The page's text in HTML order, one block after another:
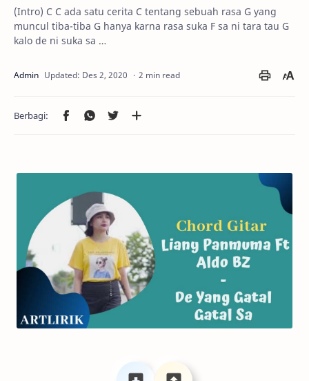
(Intro) C C ada satu cerita C tentang sebuah rasa G yang
muncul tiba-tiba G hanya karna rasa suka F sa ni tara tau G
kalo de ni suka sa …
2 min read